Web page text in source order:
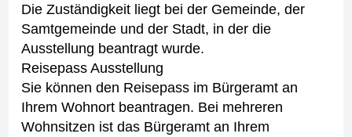
Die Zuständigkeit liegt bei der Gemeinde, der
Samtgemeinde und der Stadt, in der die
Ausstellung beantragt wurde.
Reisepass Ausstellung
Sie können den Reisepass im Bürgeramt an
Ihrem Wohnort beantragen. Bei mehreren
Wohnsitzen ist das Bürgeramt an Ihrem